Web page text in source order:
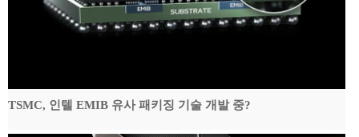
TSMC, 인텔 EMIB 유사 패키징 기술 개발 중?